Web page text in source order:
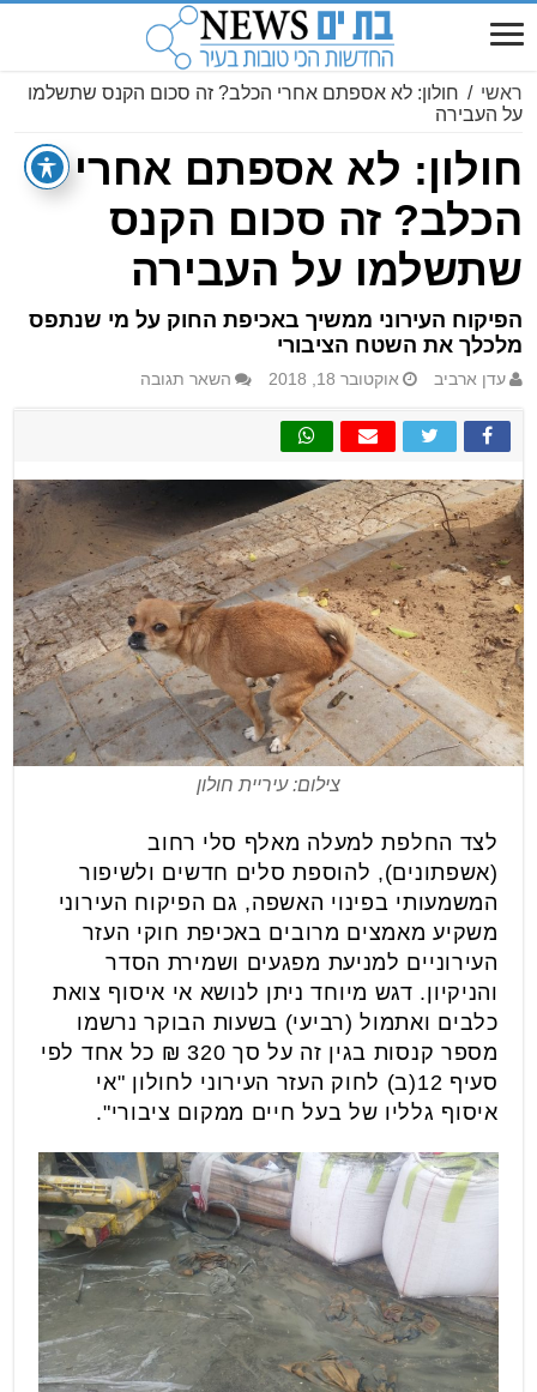
ראשי / חולון: לא אספתם אחרי הכלב? זה סכום הקנס שתשלמו
על העבירה
חולון: לא אספתם אחרי
הכלב? זה סכום הקנס
שתשלמו על העבירה
הפיקוח העירוני ממשיך באכיפת החוק על מי שנתפס
מלכלך את השטח הציבורי
עדן ארביב אוקטובר 18, 2018 השאר תגובה
צילום: עיריית חולון
לצד החלפת למעלה מאלף סלי רחוב
(אשפתונים), להוספת סלים חדשים ולשיפור
המשמעותי בפינוי האשפה, גם הפיקוח העירוני
משקיע מאמצים מרובים באכיפת חוקי העזר
העירוניים למניעת מפגעים ושמירת הסדר
והניקיון. דגש מיוחד ניתן לנושא אי איסוף צואת
כלבים ואתמול (רביעי) בשעות הבוקר נרשמו
מספר קנסות בגין זה על סך 320 ₪ כל אחד לפי
סעיף 12(ב) לחוק העזר העירוני לחולון "אי
איסוף גלליו של בעל חיים ממקום ציבורי".